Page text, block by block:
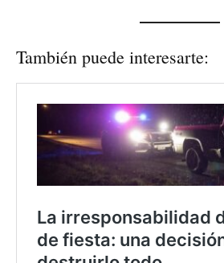
También puede interesarte: